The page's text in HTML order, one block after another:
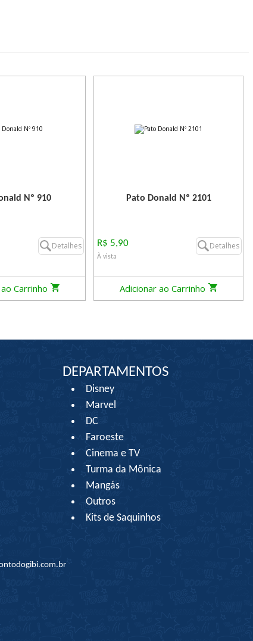
Nº 910
Detalhes
Carrinho
Pato Donald Nº 2101
R$ 5,90
À vista
Detalhes
Adicionar ao Carrinho
DEPARTAMENTOS
Disney
Marvel
DC
Faroeste
Cinema e TV
Turma da Mônica
Mangás
Outros
Kits de Saquinhos